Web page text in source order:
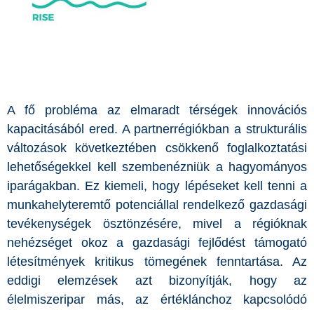
A fő probléma az elmaradt térségek innovációs
kapacitásából ered. A partnerrégiókban a strukturális
változások következtében csökkenő foglalkoztatási
lehetőségekkel kell szembenézniük a hagyományos
iparágakban. Ez kiemeli, hogy lépéseket kell tenni a
munkahelyteremtő potenciállal rendelkező gazdasági
tevékenységek ösztönzésére, mivel a régióknak
nehézséget okoz a gazdasági fejlődést támogató
létesítmények kritikus tömegének fenntartása. Az
eddigi elemzések azt bizonyítják, hogy az
élelmiszeripar más, az értéklánchoz kapcsolódó